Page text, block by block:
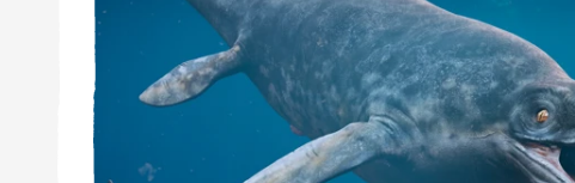
het water. In de bodem kan